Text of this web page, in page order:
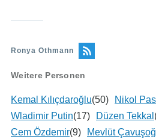
Ronya Othmann
Weitere Personen
Kemal Kılıçdaroğlu(50) Nikol
Wladimir Putin(17) Düzen Tekkal
Cem Özdemir(9) Mevlüt